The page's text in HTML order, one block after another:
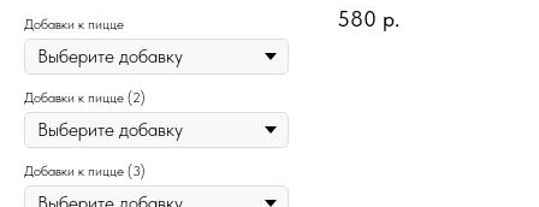
Добавки к пицце
Добавки к пицце (2)
Добавки к пицце (3)
580 р.